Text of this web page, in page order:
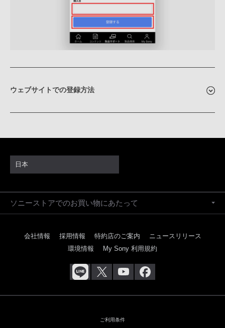
ウェブサイトでの登録方法
日本
ソニーストアでのお買い物にあたって
会社情報 採用情報 特約店のご案内
ニュースリリース
環境情報
My Sony 利用規約
ご利用条件